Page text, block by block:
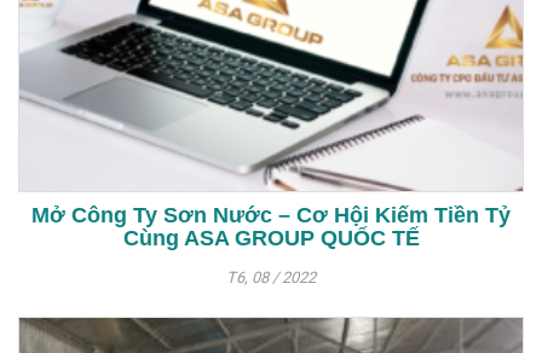
Mở Công Ty Sơn Nước – Cơ Hội Kiếm Tiền Tỷ
Cùng ASA GROUP QUỐC TẾ
T6, 08 / 2022